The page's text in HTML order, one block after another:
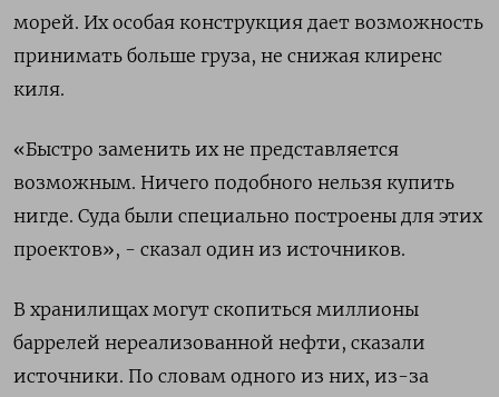
морей. Их особая конструкция дает возможность
принимать больше груза, не снижая клиренс
киля.
«Быстро заменить их не представляется
возможным. Ничего подобного нельзя купить
нигде. Суда были специально построены для этих
проектов», - сказал один из источников.
В хранилищах могут скопиться миллионы
баррелей нереализованной нефти, сказали
источники. По словам одного из них, из-за